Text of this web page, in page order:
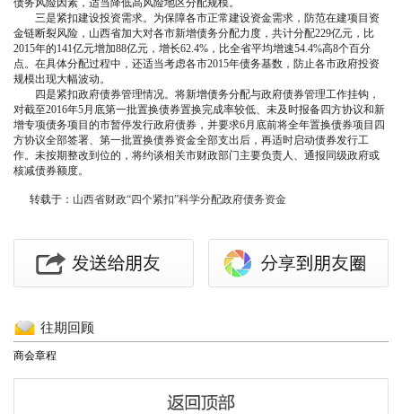
三是紧扣建设投资需求。为保障各市正常建设资金需求，防范在建项目资
金链断裂风险，山西省加大对各市新增债务分配力度，共计分配229亿元，比
2015年的141亿元增加88亿元，增长62.4%，比全省平均增速54.4%高8个百分
点。在具体分配过程中，还适当考虑各市2015年债务基数，防止各市政府投资
规模出现大幅波动。
四是紧扣政府债券管理情况。将新增债务分配与政府债券管理工作挂钩，
对截至2016年5月底第一批置换债券置换完成率较低、未及时报备四方协议和新
增专项债务项目的市暂停发行政府债券，并要求6月底前将全年置换债券项目四
方协议全部签署、第一批置换债券资金全部支出后，再适时启动债券发行工
作。未按期整改到位的，将约谈相关市财政部门主要负责人、通报同级政府或
核减债券额度。
转载于： 山西省财政“四个紧扣”科学分配政府债务资金
往期回顾
商会章程